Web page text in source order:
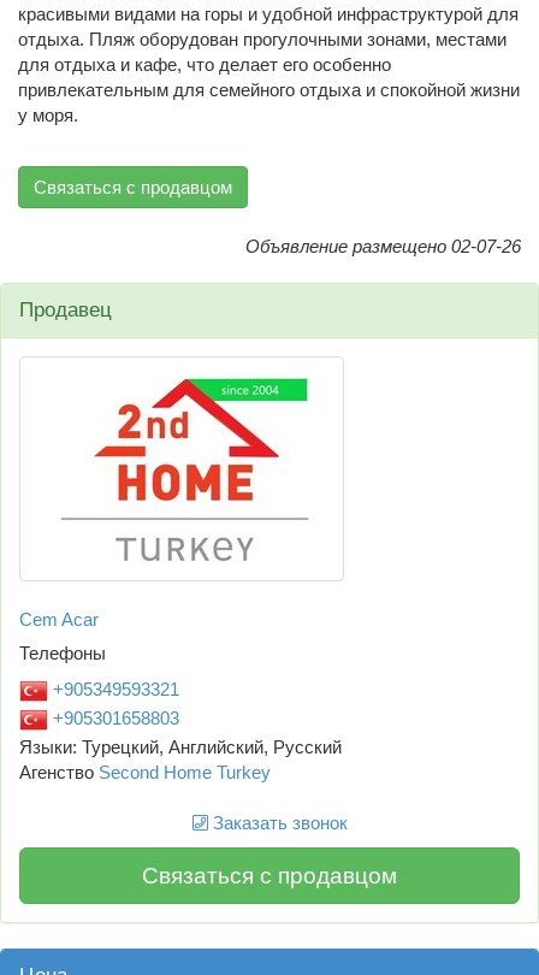
красивыми видами на горы и удобной инфраструктурой для
отдыха. Пляж оборудован прогулочными зонами, местами
для отдыха и кафе, что делает его особенно
привлекательным для семейного отдыха и спокойной жизни
у моря.
Связаться с продавцом
Объявление размещено 02-07-26
Продавец
Cem Acar
Телефоны
+905349593321
+905301658803
Языки: Турецкий, Английский, Русский
Агенство Second Home Turkey
Заказать звонок
Связаться с продавцом